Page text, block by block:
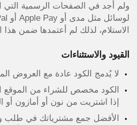
ولم أجد في الصفحات الرسمية التي
الاستلام، لذلك لم أعتمدها ضمن هذا
القيود والاستثناءات
لا يُدمج الكود عادة مع العروض
الكود مخصص للشراء من الموقع
إذا اشتريت من نون أو أمازون أو
الأفضل جمع مشترياتك في طلب